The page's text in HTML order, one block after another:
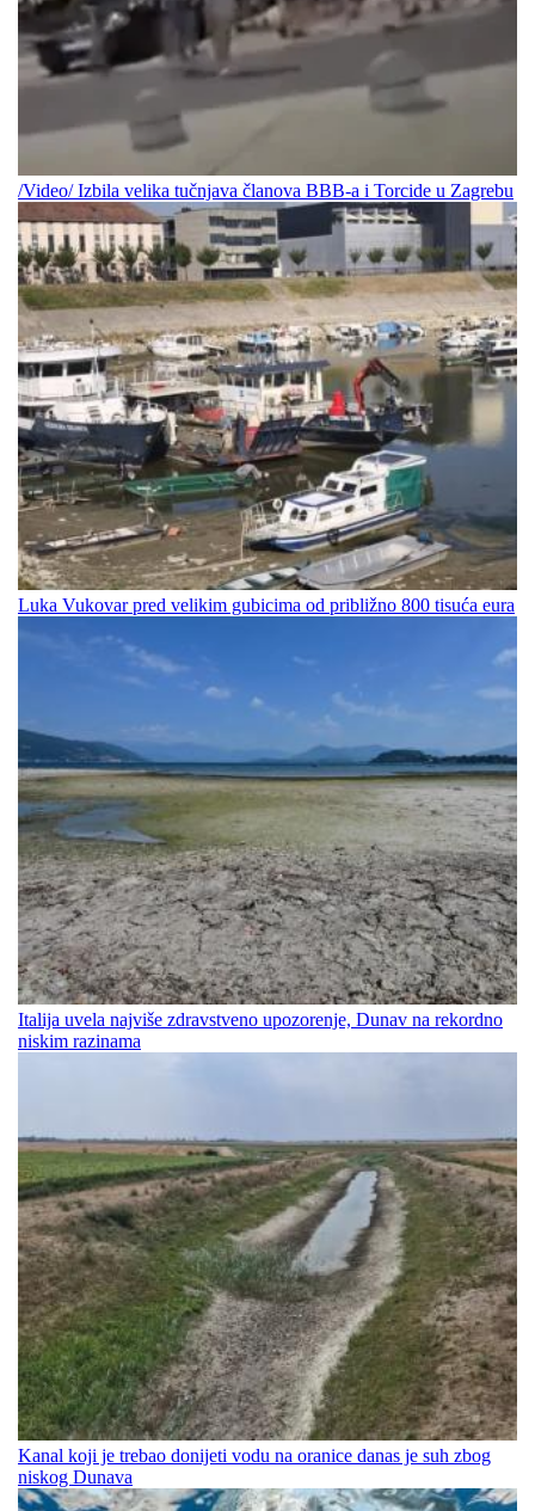
/Video/ Izbila velika tučnjava članova BBB-a i Torcide u Zagrebu
Luka Vukovar pred velikim gubicima od približno 800 tisuća eura
Italija uvela najviše zdravstveno upozorenje, Dunav na rekordno
niskim razinama
Kanal koji je trebao donijeti vodu na oranice danas je suh zbog
niskog Dunava